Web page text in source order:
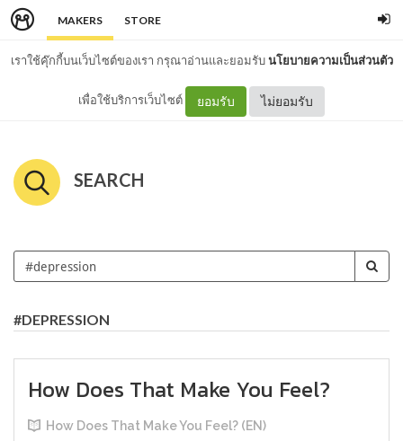
MAKERS STORE
เราใช้คุ๊กกี้บนเว็บไซต์ของเรา กรุณาอ่านและยอมรับนโยบายความเป็นส่วนตัว
เพื่อใช้บริการเว็บไซต์ ยอมรับ ไม่ยอมรับ
SEARCH
#DEPRESSION
How Does That Make You Feel?
How Does That Make You Feel? (EN)